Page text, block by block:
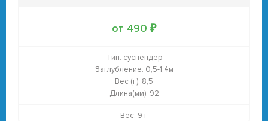
от 490 ₽
Тип: суспендер
Заглубление: 0,5-1,4м
Вес (г): 8,5
Длина(мм): 92
Вес: 9 г